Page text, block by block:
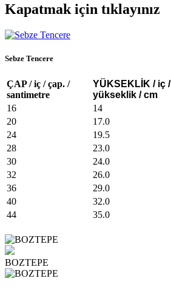
Kapatmak için tıklayınız
Sebze Tencere
ÇAP / iç / çap. /
santimetre
YÜKSEKLİK / iç /
yükseklik / cm
16
14
20
17.0
24
19.5
28
23.0
30
24.0
32
26.0
36
29.0
40
32.0
44
35.0
BOZTEPE